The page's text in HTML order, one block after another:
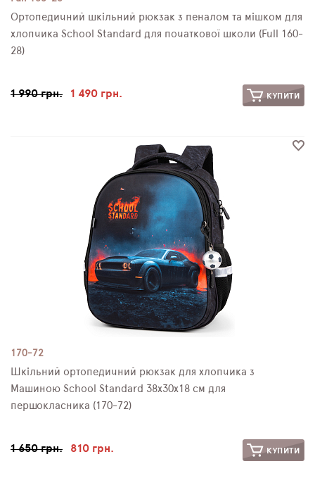
Ортопедичний шкільний рюкзак з пеналом та мішком для
хлопчика School Standard для початкової школи (Full 160-
28)
1 990 грн. 1 490 грн. КУПИТИ
170-72
Шкільний ортопедичний рюкзак для хлопчика з
Машиною School Standard 38х30х18 см для
першокласника (170-72)
1 650 грн. 810 грн. КУПИТИ